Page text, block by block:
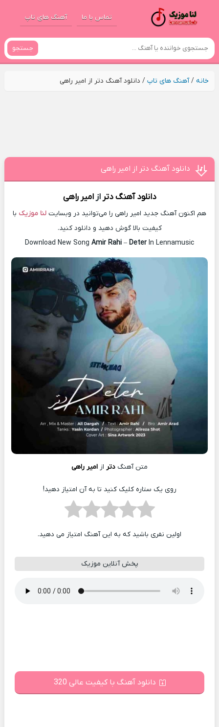
تماس با ما آهنگ های تاپ
جستجو
خانه/آهنگ های تاپ/ دانلود آهنگ دتر از امیر راهی
دانلود آهنگ دتر از امیر راهی
دانلود آهنگ دتر ازامیر راهی
هم اکنون آهنگ جدید امیر راهی را می‌توانید در وبسایت لنا موزیک با
کیفیت بالا گوش دهید و دانلود کنید.
Download New Song Amir Rahi – Deter In Lennamusic
متن آهنگ دتر از امیر راهی
روی یک ستاره کلیک کنید تا به آن امتیاز دهید!
اولین نفری باشید که به این آهنگ امتیاز می دهید.
پخش آنلاین موزیک
دانلود آهنگ با کیفیت عالی 320